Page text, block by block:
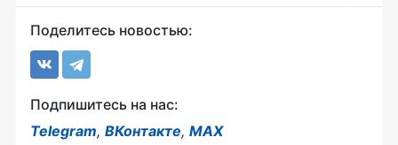
Поделитесь новостью:
Подпишитесь на нас:
Telegram, ВКонтакте, MAX